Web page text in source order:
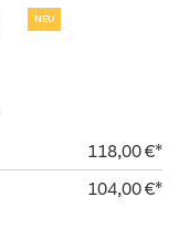
NEU
118,00 €*
104,00 €*